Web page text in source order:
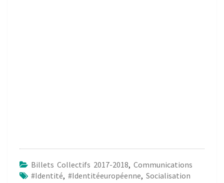
Billets Collectifs 2017-2018, Communications
#identité, #identitéeuropéenne, Socialisation